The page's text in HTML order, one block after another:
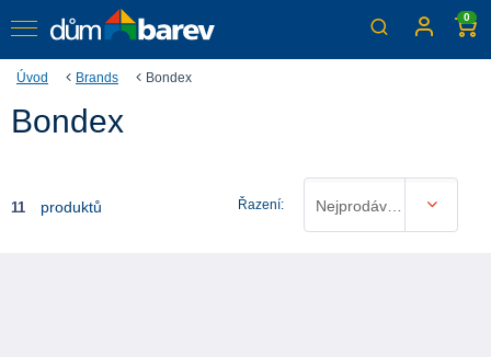
0
Úvod Brands Bondex
Bondex
11 produktů Řazení: Nejprodávanější